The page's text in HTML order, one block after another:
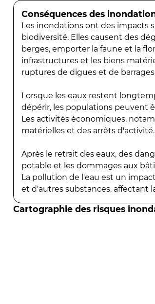
Conséquences des
Les inondations ont des impacts
biodiversité. Elles causent des
berges, emporter la faune et la
infrastructures et les biens
ruptures de digues et de
Lorsque les eaux restent
dépérir, les populations peuvent
Les activités économiques,
matérielles et des arrêts d'activité.
Après le retrait des eaux, des
potable et les dommages aux
La pollution de l'eau est un
et d'autres substances, affectant
Cartographie des risques